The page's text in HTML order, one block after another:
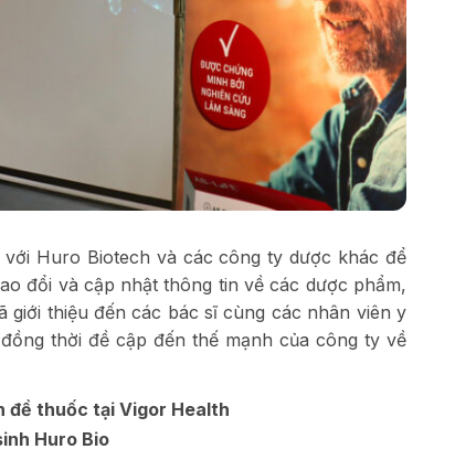
Huro Biotech và các công ty dược khác để
đổi và cập nhật thông tin về các dược phẩm,
thiệu đến các bác sĩ cùng các nhân viên y
thời đề cập đến thế mạnh của công ty về
đề thuốc tại Vigor Health
Huro Bio